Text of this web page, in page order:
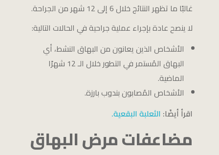
غالبًا ما تظهر النتائج خلال 6 إلى 12 شهر من الجراحة.
لا ينصح عادة بإجراء عملية جراحية في الحالات التالية:
الأشخاص الذين يعانون من البهاق النشط، أي
البهاق المُستمر في التطور خلال الـ 12 شهرًا
الماضية.
الأشخاص المُصابون بندوب بارزة.
اقرأ أيضًا: الثعلبة البقعية.
مضاعفات مرض البهاق